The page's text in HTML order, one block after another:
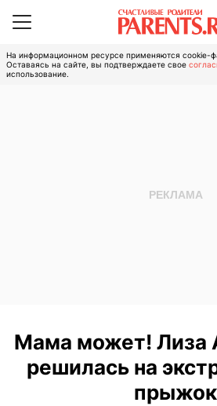
На информационном ресурсе применяются cookie-
Оставаясь на сайте, вы подтверждаете свое
использование.
Мама может! Лиза
решилась на
прыжок